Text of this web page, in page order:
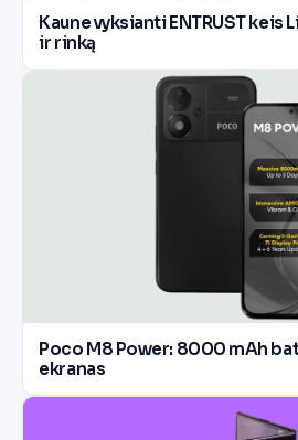
Kaune vyksianti ENTRUST
ir rinką
Poco M8 Power: 8000 mAh
ekranas